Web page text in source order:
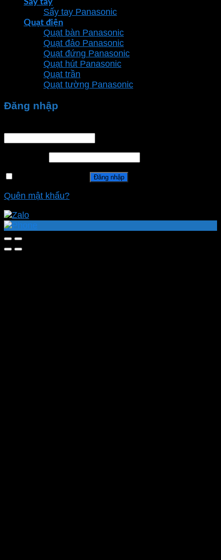
Sấy tay Panasonic
Quạt điện
Quạt bàn Panasonic
Quạt đảo Panasonic
Quạt đứng Panasonic
Quạt hút Panasonic
Quạt trần
Quạt tường Panasonic
Đăng nhập
Đăng nhập
Quên mật khẩu?